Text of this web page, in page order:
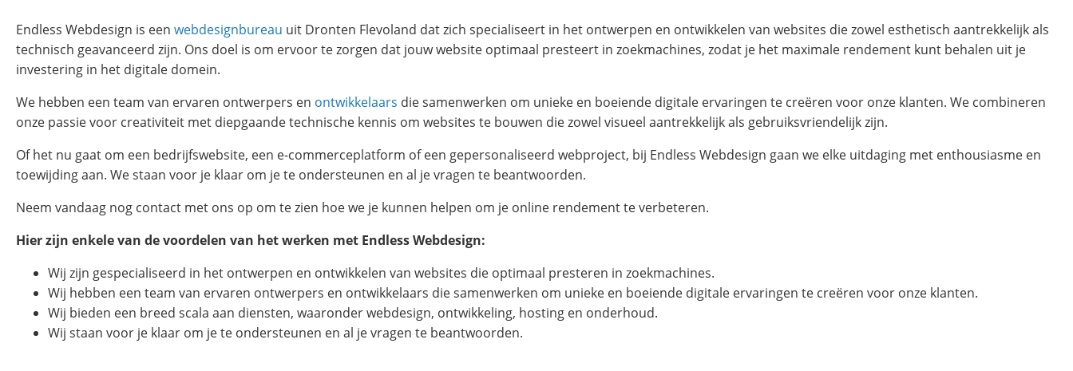
Endless Webdesign is een webdesignbureau uit Dronten Flevoland dat zich specialiseert in het ontwerpen en ontwikkelen van websites die zowel esthetisch aantrekkelijk als
technisch geavanceerd zijn. Ons doel is om ervoor te zorgen dat jouw website optimaal presteert in zoekmachines, zodat je het maximale rendement kunt behalen uit je
investering in het digitale domein.
We hebben een team van ervaren ontwerpers en ontwikkelaars die samenwerken om unieke en boeiende digitale ervaringen te creëren voor onze klanten. We combineren
onze passie voor creativiteit met diepgaande technische kennis om websites te bouwen die zowel visueel aantrekkelijk als gebruiksvriendelijk zijn.
Of het nu gaat om een bedrijfswebsite, een e-commerceplatform of een gepersonaliseerd webproject, bij Endless Webdesign gaan we elke uitdaging met enthousiasme en
toewijding aan. We staan voor je klaar om je te ondersteunen en al je vragen te beantwoorden.
Neem vandaag nog contact met ons op om te zien hoe we je kunnen helpen om je online rendement te verbeteren.
Hier zijn enkele van de voordelen van het werken met Endless Webdesign:
Wij zijn gespecialiseerd in het ontwerpen en ontwikkelen van websites die optimaal presteren in zoekmachines.
Wij hebben een team van ervaren ontwerpers en ontwikkelaars die samenwerken om unieke en boeiende digitale ervaringen te creëren voor onze klanten.
Wij bieden een breed scala aan diensten, waaronder webdesign, ontwikkeling, hosting en onderhoud.
Wij staan voor je klaar om je te ondersteunen en al je vragen te beantwoorden.